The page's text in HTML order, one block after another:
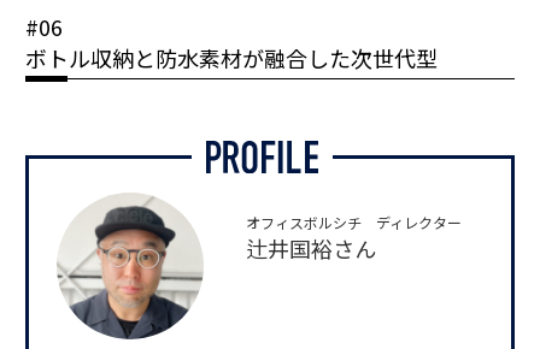
#06
ボトル収納と防水素材が融合した次世代型
オフィスボルシチ ディレクター
辻井国裕さん